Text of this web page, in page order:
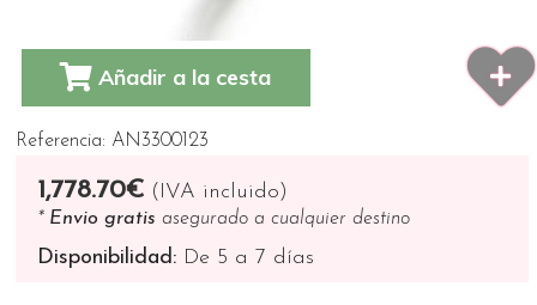
Añadir a la cesta
Referencia: AN3300123
1,778.70€ (IVA incluido)
* Envio gratis asegurado a cualquier destino
Disponibilidad: De 5 a 7 días